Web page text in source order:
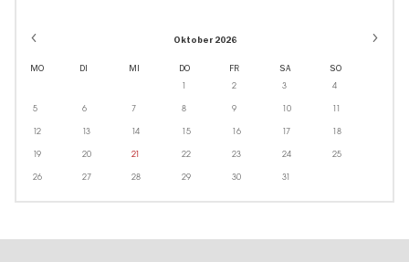
Oktober 2026
MO DI MI DO FR SA SO
1 2 3 4
5 6 7 8 9 10 11
12 13 14 15 16 17 18
19 20 21 22 23 24 25
26 27 28 29 30 31